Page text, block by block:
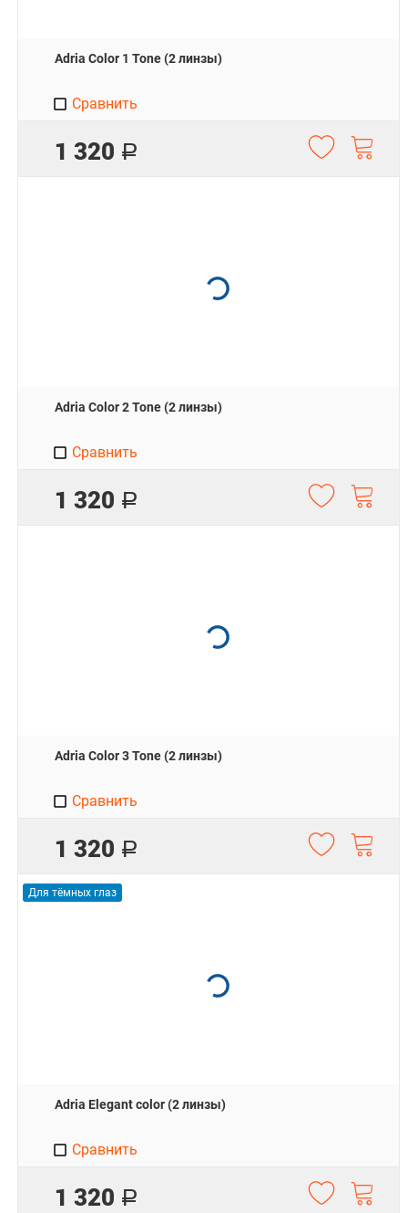
Adria Color 1 Tone (2 линзы)
1 320 Р
Сравнить
Adria Color 2 Tone (2 линзы)
1 320 Р
Сравнить
Adria Color 3 Tone (2 линзы)
1 320 Р
Сравнить
Для тёмных глаз
Adria Elegant color (2 линзы)
1 320 Р
Сравнить